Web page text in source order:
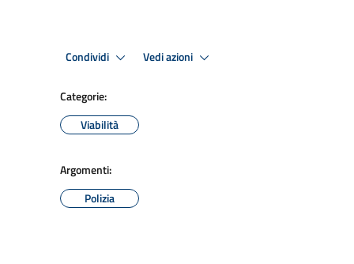
Condividi Vedi azioni
Categorie:
Viabilità
Argomenti:
Polizia